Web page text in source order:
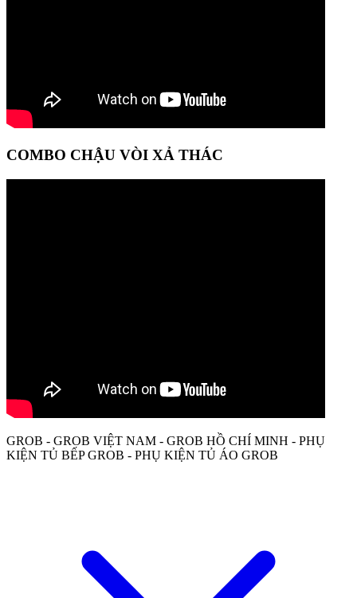
COMBO CHẬU VÒI XẢ THÁC
GROB - GROB VIỆT NAM - GROB HỒ CHÍ MINH - PHỤ
KIỆN TỦ BẾP GROB - PHỤ KIỆN TỦ ÁO GROB